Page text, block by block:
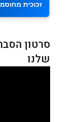
זכוכית
סרטון
שלנו